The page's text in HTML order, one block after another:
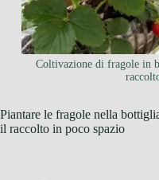
Coltivazione di fragole in
Piantare le fragole nella
il raccolto in poco spazio